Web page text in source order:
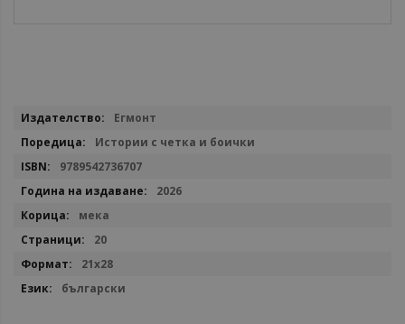
Повече
Егмонт
Истории с четка и боички
9789542736707
2026
мека
20
21x28
български